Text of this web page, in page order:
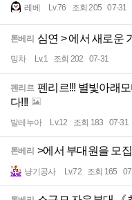
레베 Lv.76 조회 205 07-31
톤베리 심연 > 에서 새로운
밍차 Lv.1 조회 202 07-31
펜리르 펜리르!!! 별빛아래
다!!!
발레누아 Lv.12 조회 183 07-31
톤베리 >에서 부대원을 모
냥기공사 Lv.72 조회 165